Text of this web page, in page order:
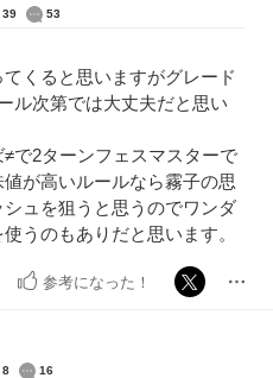
39 53
くると思いますがグレード
ル次第では大丈夫だと思い
で2ターンフェスマスターで
が高いルールなら霧子の思
ュを狙うと思うのでワンダ
うのもありだと思います。
参考になった！
8 16